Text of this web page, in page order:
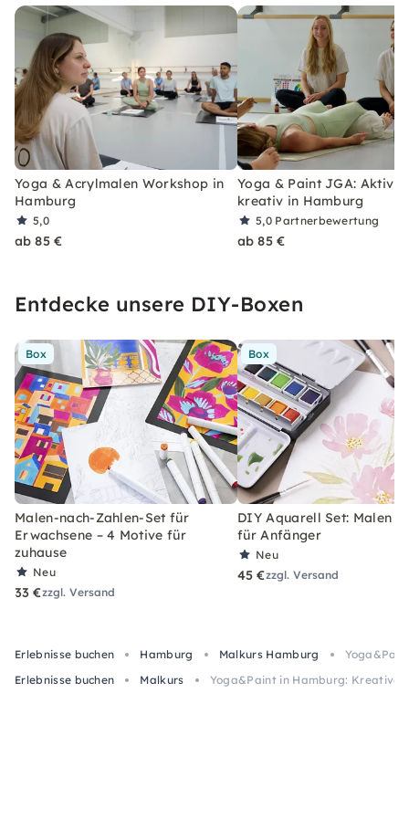
Yoga & Acrylmalen Workshop in
Hamburg
5,0
ab 85 €
Yoga & Paint JGA: Aktiv
kreativ in Hamburg
5,0 Partnerbewertung
ab 85 €
Entdecke unsere DIY-Boxen
Box
Malen-nach-Zahlen-Set für
Erwachsene – 4 Motive für
zuhause
Neu
33 €zzgl. Versand
Box
DIY Aquarell Set: Malen
für Anfänger
Neu
45 €zzgl. Versand
Erlebnisse buchen Hamburg Malkurs Hamburg
Erlebnisse buchen
Malkurs Yoga&Paint in Hamburg: